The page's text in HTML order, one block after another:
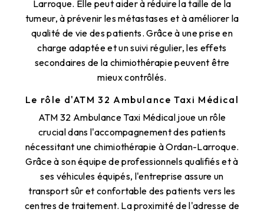
Larroque. Elle peut aider à réduire la taille de la
tumeur, à prévenir les métastases et à améliorer la
qualité de vie des patients. Grâce à une prise en
charge adaptée et un suivi régulier, les effets
secondaires de la chimiothérapie peuvent être
mieux contrôlés.
Le rôle d'ATM 32 Ambulance Taxi Médical
ATM 32 Ambulance Taxi Médical joue un rôle
crucial dans l'accompagnement des patients
nécessitant une chimiothérapie à Ordan-Larroque.
Grâce à son équipe de professionnels qualifiés et à
ses véhicules équipés, l'entreprise assure un
transport sûr et confortable des patients vers les
centres de traitement. La proximité de l'adresse de